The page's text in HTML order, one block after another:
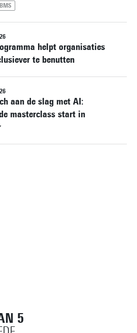
BMS
helpt organisaties
te benutten
aan de slag met AI:
masterclass start in
5